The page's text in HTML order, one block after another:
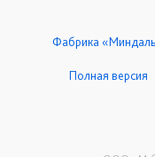
Фабрика
Полная версия